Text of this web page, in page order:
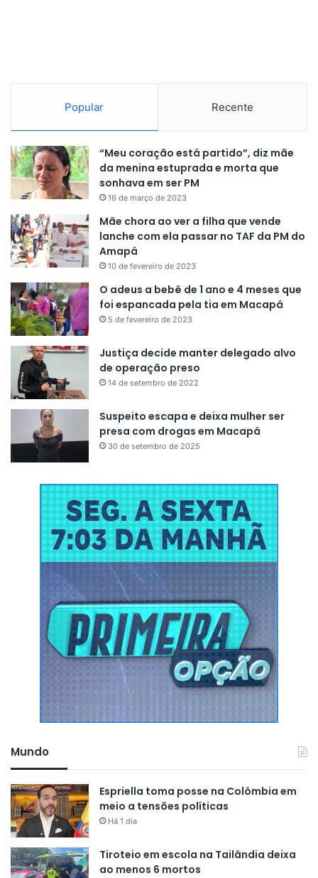
Popular Recente
“Meu coração está partido”, diz mãe
da menina estuprada e morta que
sonhava em ser PM
16 de março de 2023
Mãe chora ao ver a filha que vende
lanche com ela passar no TAF da PM do
Amapá
10 de fevereiro de 2023
O adeus a bebê de 1 ano e 4 meses que
foi espancada pela tia em Macapá
5 de fevereiro de 2023
Justiça decide manter delegado alvo
de operação preso
14 de setembro de 2022
Suspeito escapa e deixa mulher ser
presa com drogas em Macapá
30 de setembro de 2025
Mundo
Espriella toma posse na Colômbia em
meio a tensões políticas
Há 1 dia
Tiroteio em escola na Tailândia deixa
ao menos 6 mortos